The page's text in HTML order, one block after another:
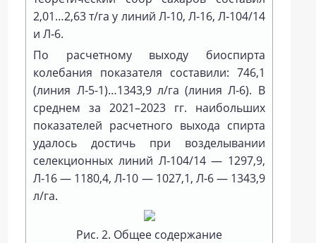
2,01…2,63 т/га у линий Л‑10, Л‑16, Л‑104/14
и Л‑6.
По расчетному выходу биоспирта
колебания показателя составили: 746,1
(линия Л‑5-1)…1343,9 л/га (линия Л‑6). В
среднем за 2021–2023 гг. наибольших
показателей расчетного выхода спирта
удалось достичь при возделывании
селекционных линий Л‑104/14 — 1297,9,
Л‑16 — 1180,4, Л‑10 — 1027,1, Л‑6 — 1343,9
л/га.
Рис. 2. Общее содержание